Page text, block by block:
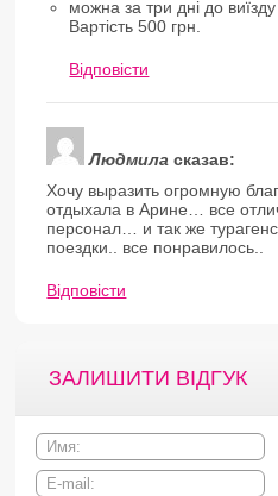
можна за три дні до
Вартість 500 грн.
Відповіcти
Людмила сказав:
Хочу выразить огромную
отдыхала в Арине… все
персонал… и так же
поездки.. все понравилось..
Відповіcти
ЗАЛИШИТИ ВІДГУК